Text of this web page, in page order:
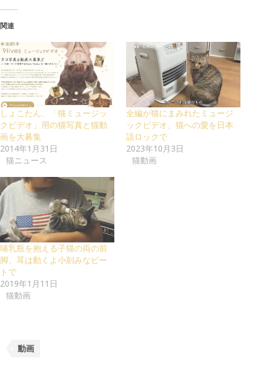
関連
しょこたん、「猫ミュージッ
クビデオ」用の猫写真と猫動
画を大募集
2014年1月31日
猫ニュース
全編が猫にまみれたミュージ
ックビデオ、猫への愛を日本
語ロックで
2023年10月3日
猫動画
哺乳瓶を抱える子猫の両の前
脚、耳は動くよ小刻みなビー
トで
2019年1月11日
猫動画
動画